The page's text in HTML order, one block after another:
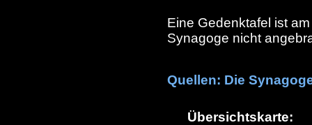
Eine Gedenktafel ist
Synagoge nicht
Quellen: Die
Übersichtskarte: